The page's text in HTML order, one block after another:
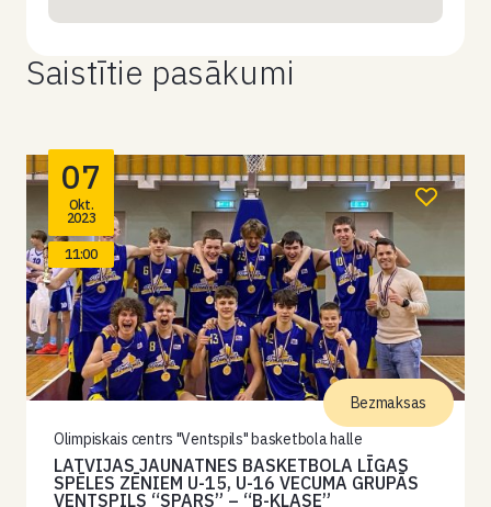
Saistītie pasākumi
07
Okt.
2023
11:00
Olimpiskais centrs "Ventspils" basketbola halle
LATVIJAS JAUNATNES BASKETBOLA LĪGAS
SPĒLES ZĒNIEM U-15, U-16 VECUMA GRUPĀS
VENTSPILS “SPARS” – “B-KLASE”
Bezmaksas